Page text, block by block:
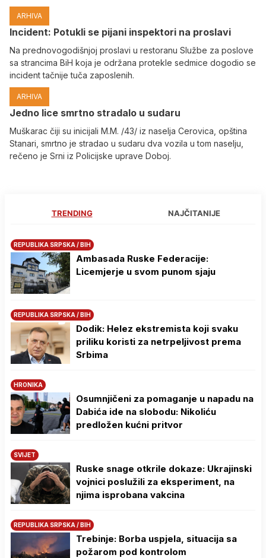
ARHIVA
Incident: Potukli se pijani inspektori na proslavi
Na prednovogodišnjoj proslavi u restoranu Službe za poslove
sa strancima BiH koja je održana protekle sedmice dogodio se
incident tačnije tuča zaposlenih.
ARHIVA
Јedno lice smrtno stradalo u sudaru
Muškarac čiji su inicijali M.M. /43/ iz naselja Cerovica, opština
Stanari, smrtno je stradao u sudaru dva vozila u tom naselju,
rečeno je Srni iz Policijske uprave Doboj.
TRENDING NAJČITANIJE
REPUBLIKA SRPSKA / BIH
Ambasada Ruske Federacije:
Licemjerje u svom punom sjaju
REPUBLIKA SRPSKA / BIH
Dodik: Helez ekstremista koji svaku
priliku koristi za netrpeljivost prema
Srbima
HRONIKA
Osumnjičeni za pomaganje u napadu na
Dabića ide na slobodu: Nikoliću
predložen kućni pritvor
SVIJET
Ruske snage otkrile dokaze: Ukrajinski
vojnici poslužili za eksperiment, na
njima isprobana vakcina
REPUBLIKA SRPSKA / BIH
Trebinje: Borba uspjela, situacija sa
požarom pod kontrolom